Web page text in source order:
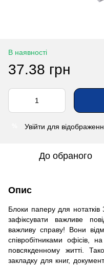
В наявності
37.38 грн
Увійти для
До обраного
Опис
Блоки паперу для
зафіксувати важливе
важливу справу! Вони
співробітниками офісів,
повсякденному житті.
закладку для книг,